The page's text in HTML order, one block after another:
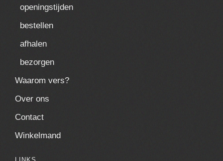
openingstijden
bestellen
afhalen
bezorgen
Waarom vers?
Over ons
Contact
Winkelmand